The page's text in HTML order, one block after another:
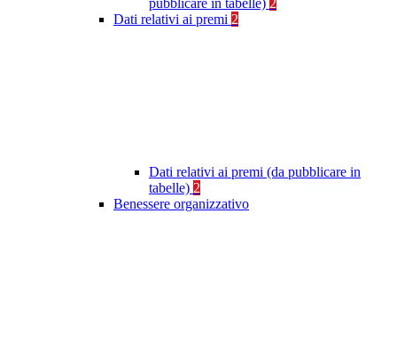
pubblicare in tabelle) 2
Dati relativi ai premi 2
Dati relativi ai premi (da pubblicare in
tabelle) 2
Benessere organizzativo